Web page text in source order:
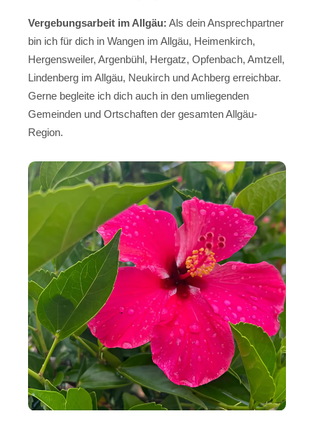
Vergebungsarbeit im Allgäu: Als dein Ansprechpartner
bin ich für dich in Wangen im Allgäu, Heimenkirch,
Hergensweiler, Argenbühl, Hergatz, Opfenbach, Amtzell,
Lindenberg im Allgäu, Neukirch und Achberg erreichbar.
Gerne begleite ich dich auch in den umliegenden
Gemeinden und Ortschaften der gesamten Allgäu-
Region.